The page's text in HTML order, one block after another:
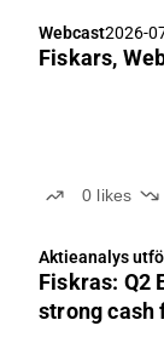
Webcast2026-
Fiskars,
0 likes
Aktieanalys
Fiskras: Q2
strong cash